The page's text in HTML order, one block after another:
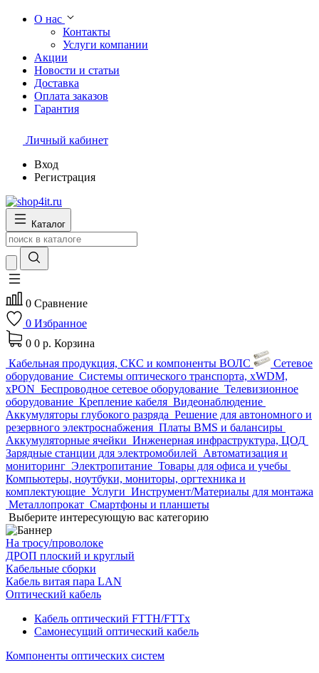
О нас
Контакты
Услуги компании
Акции
Новости и статьи
Доставка
Оплата заказов
Гарантия
Личный кабинет
Вход
Регистрация
Каталог
0 Сравнение
0 Избранное
0 0 р. Корзина
Кабельная продукция, СКС и компоненты ВОЛС
Сетевое
оборудование Системы оптического транспорта, xWDM,
xPON Беспроводное сетевое оборудование Телевизионное
оборудование Крепление кабеля Видеонаблюдение
Аккумуляторы глубокого разряда Решение для автономного и
резервного электроснабжения Платы BMS и балансиры
Аккумуляторные ячейки Инженерная инфраструктура, ЦОД
Зарядные станции для электромобилей Автоматизация и
мониторинг Электропитание Товары для офиса и учебы
Компьютеры, ноутбуки, мониторы, оргтехника и
комплектующие Услуги Инструмент/Материалы для монтажа
Металлопрокат Смартфоны и планшеты
Выберите интересующую вас категорию
На тросу/проволоке
ДРОП плоский и круглый
Кабельные сборки
Кабель витая пара LAN
Оптический кабель
Кабель оптический FTTH/FTTx
Самонесущий оптический кабель
Компоненты оптических систем